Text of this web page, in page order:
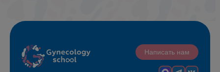
Написать нам